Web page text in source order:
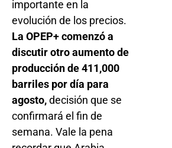
importante en la
evolución de los precios.
La OPEP+ comenzó a
discutir otro aumento de
producción de 411,000
barriles por día para
agosto,decisión que se
confirmará el fin de
semana. Vale la pena